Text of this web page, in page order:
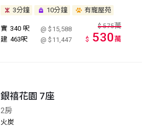
3分鐘
10分鐘 有寵屋苑
實 340 呎
@ $15,588
建 463呎 @ $11,447
$ 575萬
$ 530萬
銀禧花園 7座
2房
火炭